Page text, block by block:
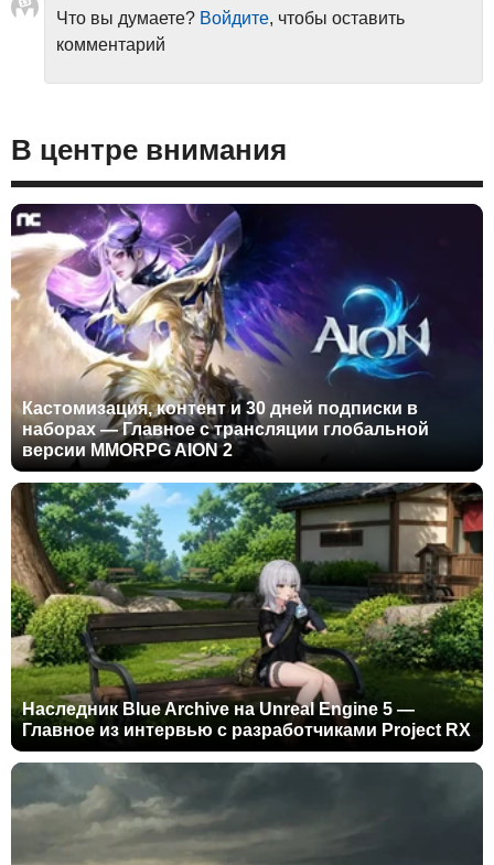
Что вы думаете? Войдите, чтобы оставить
комментарий
В центре внимания
Кастомизация, контент и 30 дней подписки в
наборах — Главное с трансляции глобальной
версии MMORPG AION 2
Наследник Blue Archive на Unreal Engine 5 —
Главное из интервью с разработчиками Project RX